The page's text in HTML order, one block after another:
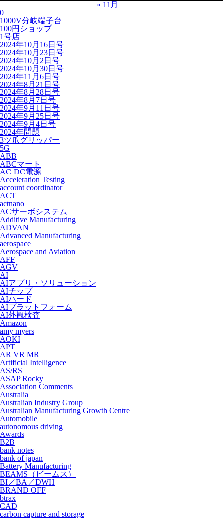
« 11月
0
1000V分岐端子台
100円ショップ
1号店
2024年10月16日号
2024年10月23日号
2024年10月2日号
2024年10月30日号
2024年11月6日号
2024年8月21日号
2024年8月28日号
2024年8月7日号
2024年9月11日号
2024年9月25日号
2024年9月4日号
2024年問題
3ツ爪グリッパー
5G
ABB
ABCマート
AC-DC電源
Acceleration Testing
account coordinator
ACT
actnano
ACサーボシステム
Additive Manufacturing
ADVAN
Advanced Manufacturing
aerospace
Aerospace and Aviation
AFF
AGV
AI
AIアプリ・ソリューション
AIチップ
AIハード
AIプラットフォーム
AI外観検査
Amazon
amy myers
AOKI
APT
AR VR MR
Artificial Intelligence
AS/RS
ASAP Rocky
Association Comments
Australia
Australian Industry Group
Australian Manufacturing Growth Centre
Automobile
autonomous driving
Awards
B2B
bank notes
bank of japan
Battery Manufacturing
BEAMS（ビームス）
BI／BA／DWH
BRAND OFF
btrax
CAD
carbon capture and storage